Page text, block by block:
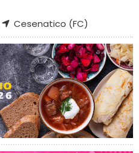
Cesenatico (FC)